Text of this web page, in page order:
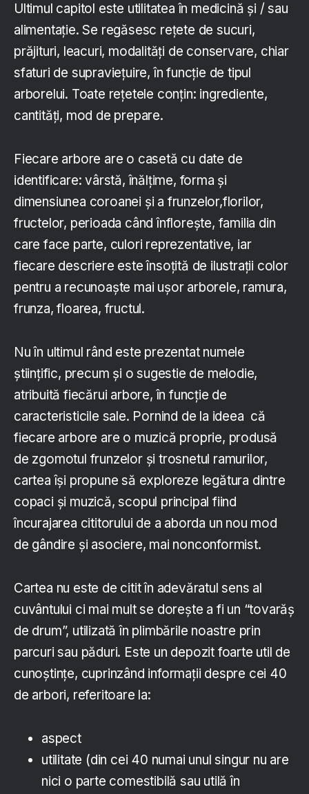
Ultimul capitol este utilitatea în medicină și / sau
alimentație. Se regăsesc rețete de sucuri,
prăjituri, leacuri, modalități de conservare, chiar
sfaturi de supraviețuire, în funcție de tipul
arborelui. Toate rețetele conțin: ingrediente,
cantități, mod de prepare.
Fiecare arbore are o casetă cu date de
identificare: vârstă, înălțime, forma și
dimensiunea coroanei și a frunzelor,florilor,
fructelor, perioada când înflorește, familia din
care face parte, culori reprezentative, iar
fiecare descriere este însoțită de ilustrații color
pentru a recunoaște mai ușor arborele, ramura,
frunza, floarea, fructul.
Nu în ultimul rând este prezentat numele
științific, precum și o sugestie de melodie,
atribuită fiecărui arbore, în funcție de
caracteristicile sale. Pornind de la ideea că
fiecare arbore are o muzică proprie, produsă
de zgomotul frunzelor și trosnetul ramurilor,
cartea își propune să exploreze legătura dintre
copaci și muzică, scopul principal fiind
încurajarea cititorului de a aborda un nou mod
de gândire și asociere, mai nonconformist.
Cartea nu este de citit în adevăratul sens al
cuvântului ci mai mult se dorește a fi un “tovarăș
de drum”, utilizată în plimbările noastre prin
parcuri sau păduri. Este un depozit foarte util de
cunoștințe, cuprinzând informații despre cei 40
de arbori, referitoare la:
aspect
utilitate (din cei 40 numai unul singur nu are
nici o parte comestibilă sau utilă în